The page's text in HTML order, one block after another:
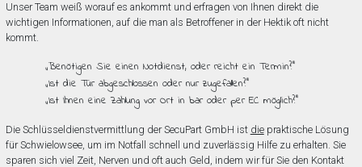
Unser Team weiß worauf es ankommt und erfragen von Ihnen direkt die
wichtigen Informationen, auf die man als Betroffener in der Hektik oft nicht
kommt.
„Benötigen Sie einen Notdienst, oder reicht ein Termin?”
„Ist die Tür abgeschlossen oder nur zugefallen?”
„Ist Ihnen eine Zahlung vor Ort in bar oder per EC möglich?”
Die Schlüsseldienstvermittlung der SecuPart GmbH ist diepraktische Lösung
für Schwielowsee, um im Notfall schnell und zuverlässig Hilfe zu erhalten. Sie
sparen sich viel Zeit, Nerven und oft auch Geld, indem wir für Sie den Kontakt